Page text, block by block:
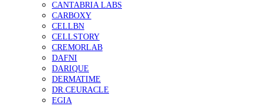
CANTABRIA LABS
CARBOXY
CELLBN
CELLSTORY
CREMORLAB
DAFNI
DARIQUE
DERMATIME
DR.CEURACLE
EGIA